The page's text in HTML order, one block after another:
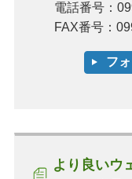
電話番号：
FAX番号：
より良いウ